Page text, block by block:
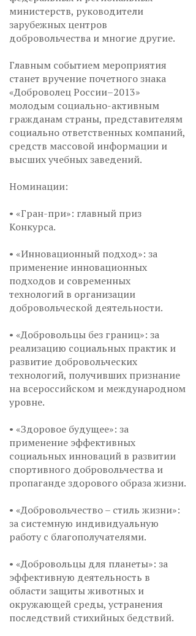
министерств, руководители
зарубежных центров
добровольчества и многие другие.
Главным событием мероприятия
станет вручение почетного знака
«Доброволец России–2013»
молодым социально-активным
гражданам страны, представителям
социально ответственных компаний,
средств массовой информации и
высших учебных заведений.
Номинации:
• «Гран-при»: главный приз
Конкурса.
• «Инновационный подход»: за
применение инновационных
подходов и современных
технологий в организации
добровольческой деятельности.
• «Добровольцы без границ»: за
реализацию социальных практик и
развитие добровольческих
технологий, получивших признание
на всероссийском и международном
уровне.
• «Здоровое будущее»: за
применение эффективных
социальных инноваций в развитии
спортивного добровольчества и
пропаганде здорового образа жизни.
• «Добровольчество – стиль жизни»:
за системную индивидуальную
работу с благополучателями.
• «Добровольцы для планеты»: за
эффективную деятельность в
области защиты животных и
окружающей среды, устранения
последствий стихийных бедствий.